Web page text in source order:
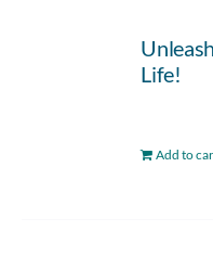
Life!
Add to